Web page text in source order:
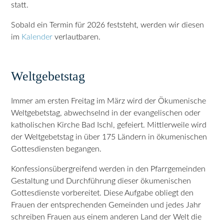
statt.
Sobald ein Termin für 2026 feststeht, werden wir diesen
im Kalender verlautbaren.
Weltgebetstag
Immer am ersten Freitag im März wird der Ökumenische
Weltgebetstag, abwechselnd in der evangelischen oder
katholischen Kirche Bad Ischl, gefeiert. Mittlerweile wird
der Weltgebetstag in über 175 Ländern in ökumenischen
Gottesdiensten begangen.
Konfessionsübergreifend werden in den Pfarrgemeinden
Gestaltung und Durchführung dieser ökumenischen
Gottesdienste vorbereitet. Diese Aufgabe obliegt den
Frauen der entsprechenden Gemeinden und jedes Jahr
schreiben Frauen aus einem anderen Land der Welt die